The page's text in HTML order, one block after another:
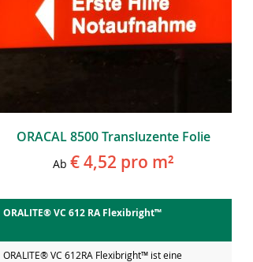
ORACAL 8500 Transluzente Folie
Ab € 4,52 pro m²
ORALITE® VC 612 RA Flexibright™
ORALITE® VC 612RA Flexibright™ ist eine